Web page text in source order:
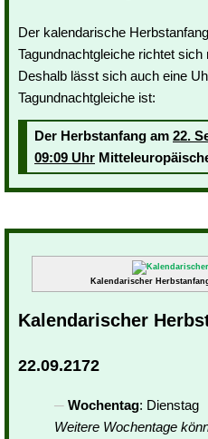
Der kalendarische
Tagundnachtgleiche richtet
Deshalb lässt sich auch eine
Tagundnachtgleiche ist:
Der Herbstanfang am 22.
09:09 Uhr
Kalendarischer
Kalendarischer
22.09.2172
Wochentag: Dienstag
Weitere Wochentage